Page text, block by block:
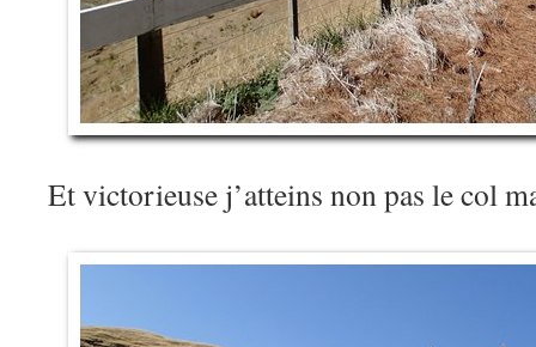
Et victorieuse j’atteins non pas le col